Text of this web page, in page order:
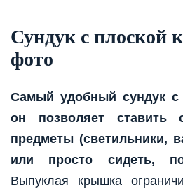
Сундук с плоской
фото
Самый удобный сундук с
он позволяет ставить
предметы (светильники,
или просто сидеть,
Выпуклая крышка